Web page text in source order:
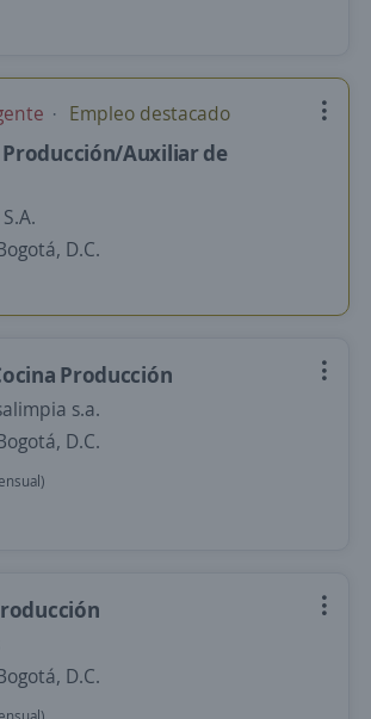
Empleo destacado
Auxiliar de
D.C.
Producción
s.a.
D.C.
D.C.